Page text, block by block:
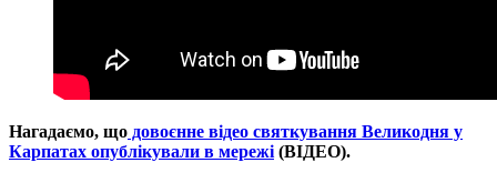
Нагадаємо, що довоєнне відео святкування Великодня у
Карпатах опублікували в мережі (ВІДЕО).